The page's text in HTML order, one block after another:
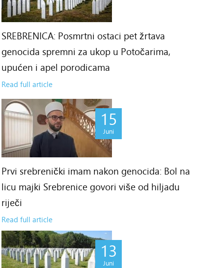
SREBRENICA: Posmrtni ostaci pet žrtava
genocida spremni za ukop u Potočarima,
upućen i apel porodicama
Read full article
15
Juni
Prvi srebrenički imam nakon genocida: Bol na
licu majki Srebrenice govori više od hiljadu
riječi
Read full article
13
Juni